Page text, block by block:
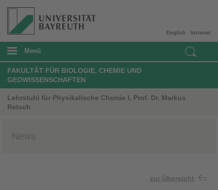
Intranet
English
Menü
FAKULTÄT FÜR BIOLOGIE, CHEMIE UND
GEOWISSENSCHAFTEN
Lehrstuhl für Physikalische Chemie I, Prof. Dr. Markus
Retsch
News
zur Übersicht